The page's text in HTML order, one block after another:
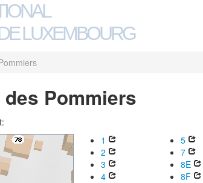
LUXEMBOURG
Pommiers
1
2
3
4
5
7
8E
8F